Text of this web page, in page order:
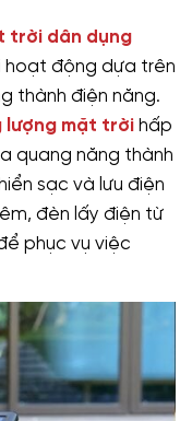
trời dân dụng
hoạt động dựa trên
thành điện năng.
lượng mặt trời hấp
quang năng thành
sạc và lưu điện
đèn lấy điện từ
phục vụ việc